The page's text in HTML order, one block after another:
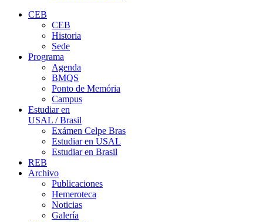
CEB
CEB
Historia
Sede
Programa
Agenda
BMQS
Ponto de Memória
Campus
Estudiar en
USAL / Brasil
Exámen Celpe Bras
Estudiar en USAL
Estudiar en Brasil
REB
Archivo
Publicaciones
Hemeroteca
Noticias
Galería